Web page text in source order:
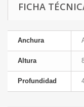
FICHA
Anchura
Altura
Profundidad